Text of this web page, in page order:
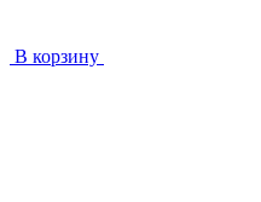
В корзину